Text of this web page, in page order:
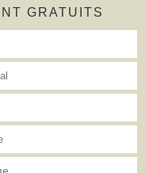
GRATUITS